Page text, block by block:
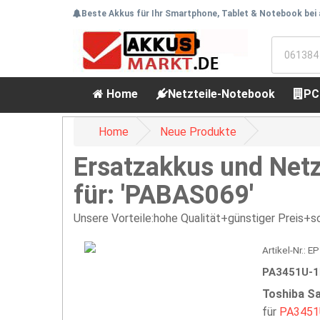
Beste Akkus für Ihr Smartphone, Tablet & Notebook
Home Netzteile-Notebook
Home Neue Produkte
Ersatzakkus und
für: 'PABAS069'
Unsere Vorteile:hohe Qualität+günstiger
Artikel-Nr.:
PA3451U-
Toshiba
für